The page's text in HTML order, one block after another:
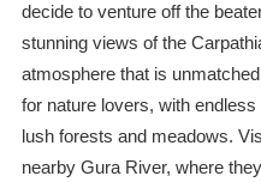
decide to venture off the
stunning views of the
atmosphere that is
for nature lovers, with
lush forests and meadows.
nearby Gura River, where